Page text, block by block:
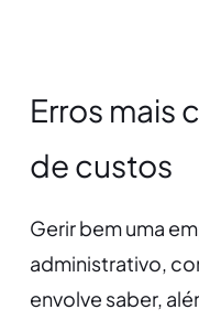
Erros mais
de custos
Gerir bem uma
administrativo,
envolve saber,